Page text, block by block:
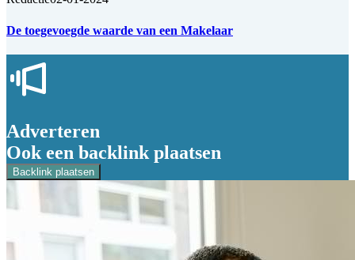
De toegevoegde waarde van een Makelaar
Adverteren
Ook een backlink plaatsen
Backlink plaatsen